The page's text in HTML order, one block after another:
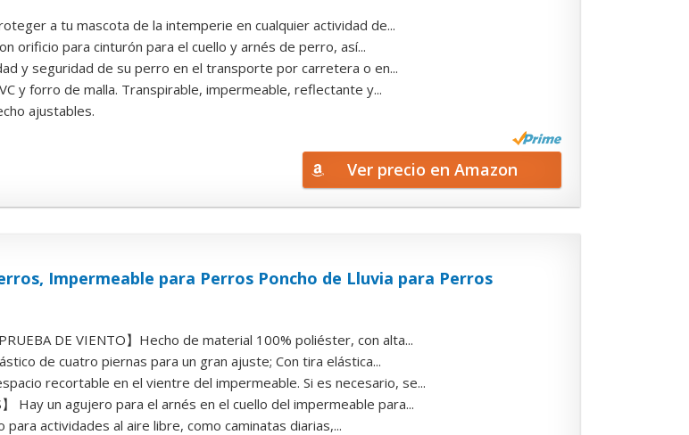
a tu mascota de la intemperie en cualquier actividad de...
orificio para cinturón para el cuello y arnés de perro, así...
y seguridad de su perro en el transporte por carretera o en...
y forro de malla. Transpirable, impermeable, reflectante y...
ajustables.
Ver precio en Amazon
Impermeable para Perros Poncho de Lluvia para Perros
PRUEBA DE VIENTO】Hecho de material 100% poliéster, con alta...
de cuatro piernas para un gran ajuste; Con tira elástica...
recortable en el vientre del impermeable. Si es necesario, se...
】 Hay un agujero para el arnés en el cuello del impermeable para...
para actividades al aire libre, como caminatas diarias,...